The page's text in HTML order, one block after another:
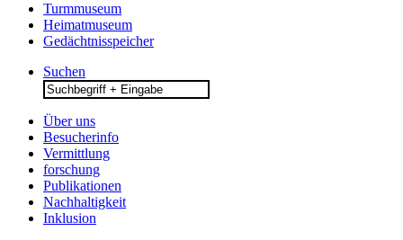
Turmmuseum
Heimatmuseum
Gedächtnisspeicher
Suchen
Search
for:
Über uns
Besucherinfo
Vermittlung
forschung
Publikationen
Nachhaltigkeit
Inklusion